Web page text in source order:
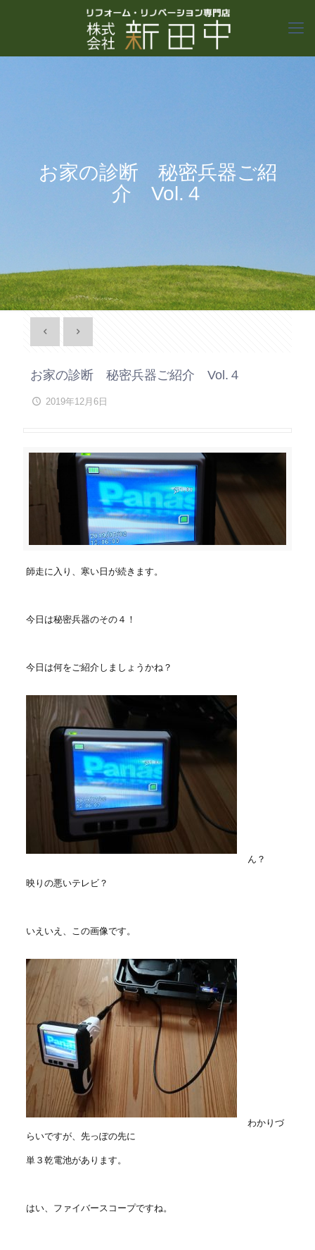
お家の診断 秘密兵器ご紹
介 Vol.４
お家の診断 秘密兵器ご紹介 Vol.４
2019年12月6日
師走に入り、寒い日が続きます。
今日は秘密兵器のその４！
今日は何をご紹介しましょうかね？
ん？
映りの悪いテレビ？
いえいえ、この画像です。
わかりづ
らいですが、先っぽの先に
単３乾電池があります。
はい、ファイバースコープですね。